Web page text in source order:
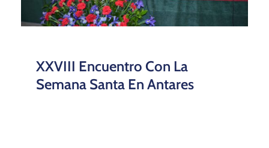
XXVIII Encuentro Con La
Semana Santa En Antares